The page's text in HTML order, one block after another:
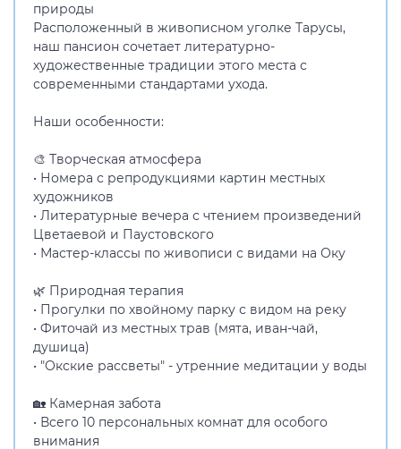
природы
Расположенный в живописном уголке Тарусы,
наш пансион сочетает литературно-
художественные традиции этого места с
современными стандартами ухода.
Наши особенности:
🎨 Творческая атмосфера
• Номера с репродукциями картин местных
художников
• Литературные вечера с чтением произведений
Цветаевой и Паустовского
• Мастер-классы по живописи с видами на Оку
🌿 Природная терапия
• Прогулки по хвойному парку с видом на реку
• Фиточай из местных трав (мята, иван-чай,
душица)
• "Окские рассветы" - утренние медитации у воды
🏡 Камерная забота
• Всего 10 персональных комнат для особого
внимания